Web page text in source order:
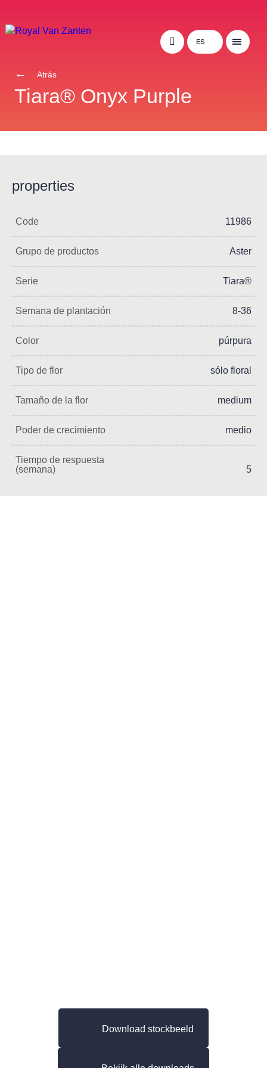
ES
Atrás
Tiara® Onyx Purple
properties
Code 11986
Grupo de productos Aster
Serie Tiara®
Semana de plantación 8-36
Color púrpura
Tipo de flor sólo floral
Tamaño de la flor medium
Poder de crecimiento medio
Tiempo de respuesta
(semana)
5
Download stockbeeld